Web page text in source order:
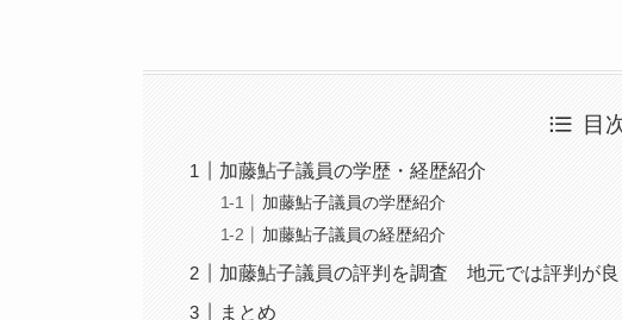
目
加藤鮎子議員の学歴・経歴紹介
加藤鮎子議員の学歴紹介
加藤鮎子議員の経歴紹介
加藤鮎子議員の評判を調査 地元では評判が良
まとめ